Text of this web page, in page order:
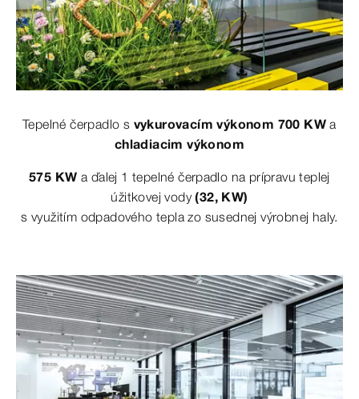
Tepelné čerpadlo s vykurovacím výkonom 700 KW a
chladiacim výkonom
575 KW a ďalej 1 tepelné čerpadlo na prípravu teplej
úžitkovej vody(32, KW)
s využitím odpadového tepla zo susednej výrobnej haly.